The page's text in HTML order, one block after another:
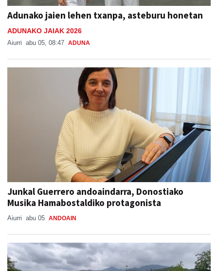
Adunako jaien lehen txanpa, asteburu honetan
ADUNAKO JAIAK 2026
Aiurri abu 05, 08:47 ADUNA
Junkal Guerrero andoaindarra, Donostiako
Musika Hamabostaldiko protagonista
Aiurri abu 05 ANDOAIN